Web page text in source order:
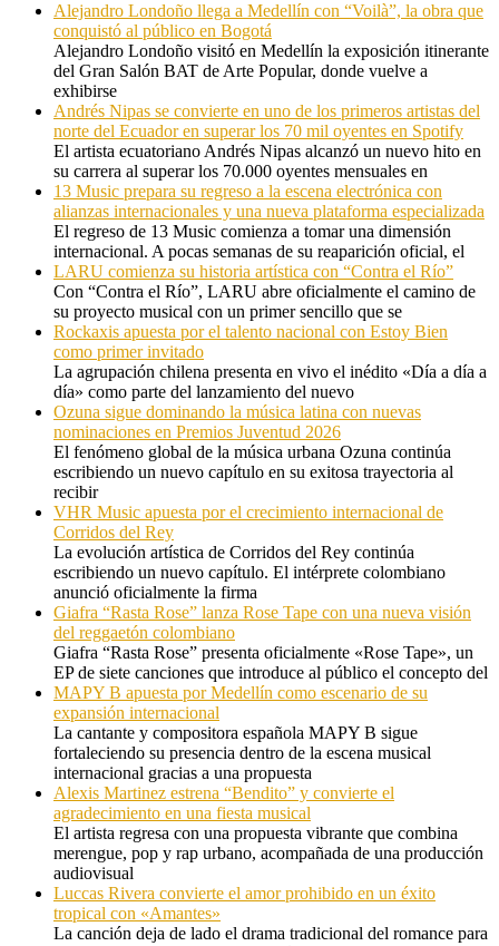
Alejandro Londoño llega a Medellín con “Voilà”, la obra que
conquistó al público en Bogotá
Alejandro Londoño visitó en Medellín la exposición itinerante
del Gran Salón BAT de Arte Popular, donde vuelve a
exhibirse
Andrés Nipas se convierte en uno de los primeros artistas del
norte del Ecuador en superar los 70 mil oyentes en Spotify
El artista ecuatoriano Andrés Nipas alcanzó un nuevo hito en
su carrera al superar los 70.000 oyentes mensuales en
13 Music prepara su regreso a la escena electrónica con
alianzas internacionales y una nueva plataforma especializada
El regreso de 13 Music comienza a tomar una dimensión
internacional. A pocas semanas de su reaparición oficial, el
LARU comienza su historia artística con “Contra el Río”
Con “Contra el Río”, LARU abre oficialmente el camino de
su proyecto musical con un primer sencillo que se
Rockaxis apuesta por el talento nacional con Estoy Bien
como primer invitado
La agrupación chilena presenta en vivo el inédito «Día a día a
día» como parte del lanzamiento del nuevo
Ozuna sigue dominando la música latina con nuevas
nominaciones en Premios Juventud 2026
El fenómeno global de la música urbana Ozuna continúa
escribiendo un nuevo capítulo en su exitosa trayectoria al
recibir
VHR Music apuesta por el crecimiento internacional de
Corridos del Rey
La evolución artística de Corridos del Rey continúa
escribiendo un nuevo capítulo. El intérprete colombiano
anunció oficialmente la firma
Giafra “Rasta Rose” lanza Rose Tape con una nueva visión
del reggaetón colombiano
Giafra “Rasta Rose” presenta oficialmente «Rose Tape», un
EP de siete canciones que introduce al público el concepto del
MAPY B apuesta por Medellín como escenario de su
expansión internacional
La cantante y compositora española MAPY B sigue
fortaleciendo su presencia dentro de la escena musical
internacional gracias a una propuesta
Alexis Martinez estrena “Bendito” y convierte el
agradecimiento en una fiesta musical
El artista regresa con una propuesta vibrante que combina
merengue, pop y rap urbano, acompañada de una producción
audiovisual
Luccas Rivera convierte el amor prohibido en un éxito
tropical con «Amantes»
La canción deja de lado el drama tradicional del romance para